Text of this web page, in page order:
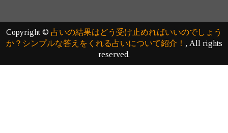
Copyright © 占いの結果はどう受け止めればいいのでしょう
か？シンプルな答えをくれる占いについて紹介！ , All rights
reserved.